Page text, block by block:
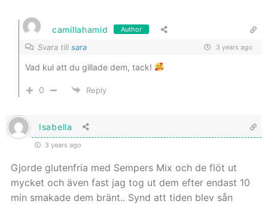
camillahamid Author
Svara till sara 3 years ago
Vad kul att du gillade dem, tack!
0 Reply
Isabella
3 years ago
Gjorde glutenfria med Sempers Mix och de flöt ut
mycket och även fast jag tog ut dem efter endast 10
min smakade dem bränt.. Synd att tiden blev sån